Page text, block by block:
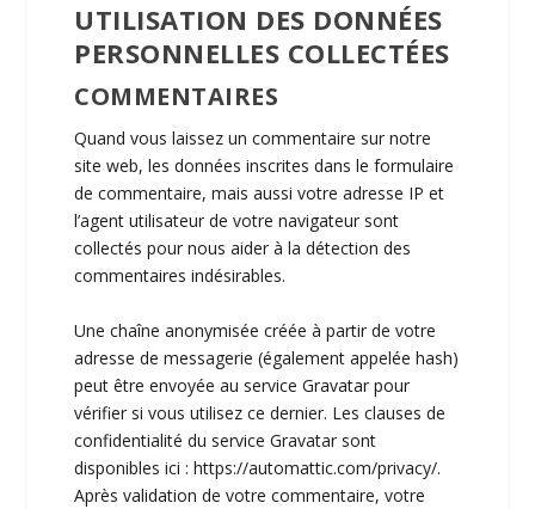
UTILISATION DES DONNÉES
PERSONNELLES COLLECTÉES
COMMENTAIRES
Quand vous laissez un commentaire sur notre
site web, les données inscrites dans le formulaire
de commentaire, mais aussi votre adresse IP et
l’agent utilisateur de votre navigateur sont
collectés pour nous aider à la détection des
commentaires indésirables.
Une chaîne anonymisée créée à partir de votre
adresse de messagerie (également appelée hash)
peut être envoyée au service Gravatar pour
vérifier si vous utilisez ce dernier. Les clauses de
confidentialité du service Gravatar sont
disponibles ici : https://automattic.com/privacy/.
Après validation de votre commentaire, votre